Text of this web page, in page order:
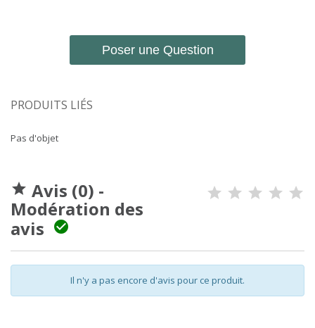
Poser une Question
PRODUITS LIÉS
Pas d'objet
 Avis (0) -
Modération des
avis

Il n'y a pas encore d'avis pour ce produit.